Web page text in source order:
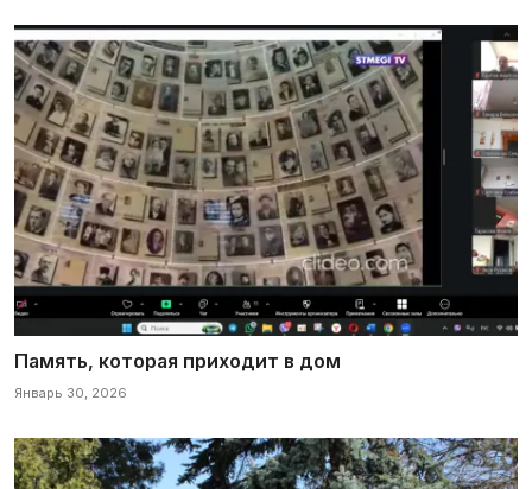
Память, которая приходит в дом
Январь 30, 2026